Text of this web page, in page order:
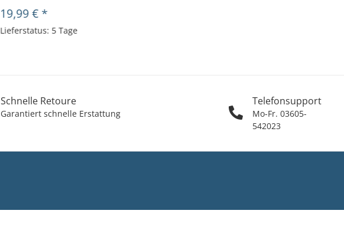
19,99 € *
Lieferstatus: 5 Tage
Schnelle Retoure
Garantiert schnelle Erstattung
Telefonsupport
Mo-Fr. 03605-
542023